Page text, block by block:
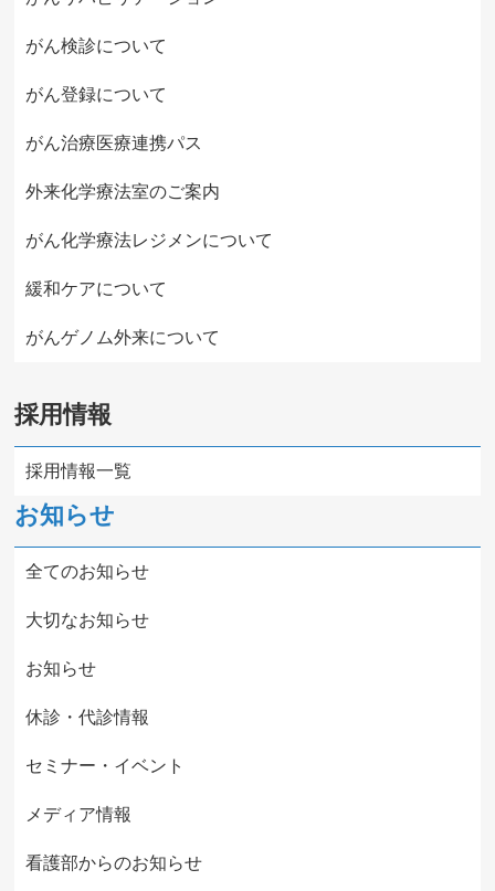
がん検診について
がん登録について
がん治療医療連携パス
外来化学療法室のご案内
がん化学療法レジメンについて
緩和ケアについて
がんゲノム外来について
採用情報
採用情報一覧
お知らせ
全てのお知らせ
大切なお知らせ
お知らせ
休診・代診情報
セミナー・イベント
メディア情報
看護部からのお知らせ